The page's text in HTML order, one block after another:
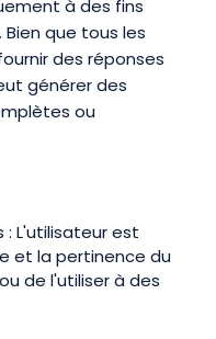
à des fins
que tous les
des réponses
générer des
ou
L'utilisateur est
et la pertinence du
de l'utiliser à des